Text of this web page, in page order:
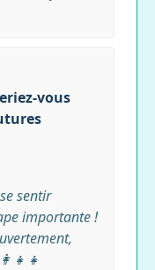
vous
sentir
importante !